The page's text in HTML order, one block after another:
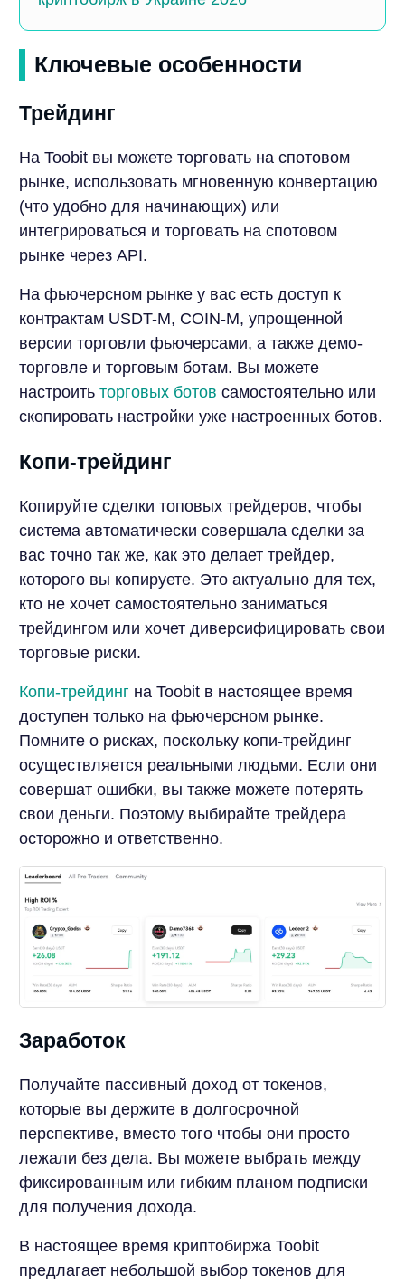
Ключевые особенности
Трейдинг
На Toobit вы можете торговать на спотовом
рынке, использовать мгновенную конвертацию
(что удобно для начинающих) или
интегрироваться и торговать на спотовом
рынке через API.
На фьючерсном рынке у вас есть доступ к
контрактам USDT-M, COIN-M, упрощенной
версии торговли фьючерсами, а также демо-
торговле и торговым ботам. Вы можете
настроить торговых ботов самостоятельно или
скопировать настройки уже настроенных ботов.
Копи-трейдинг
Копируйте сделки топовых трейдеров, чтобы
система автоматически совершала сделки за
вас точно так же, как это делает трейдер,
которого вы копируете. Это актуально для тех,
кто не хочет самостоятельно заниматься
трейдингом или хочет диверсифицировать свои
торговые риски.
Копи-трейдинг на Toobit в настоящее время
доступен только на фьючерсном рынке.
Помните о рисках, поскольку копи-трейдинг
осуществляется реальными людьми. Если они
совершат ошибки, вы также можете потерять
свои деньги. Поэтому выбирайте трейдера
осторожно и ответственно.
Заработок
Получайте пассивный доход от токенов,
которые вы держите в долгосрочной
перспективе, вместо того чтобы они просто
лежали без дела. Вы можете выбрать между
фиксированным или гибким планом подписки
для получения дохода.
В настоящее время криптобиржа Toobit
предлагает небольшой выбор токенов для